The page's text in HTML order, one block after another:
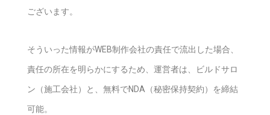
ございます。
そういった情報がWEB制作会社の責任で流出した場合、
責任の所在を明らかにするため、運営者は、ビルドサロ
ン（施工会社）と、無料でNDA（秘密保持契約）を締結
可能。